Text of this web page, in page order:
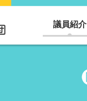
議員紹介